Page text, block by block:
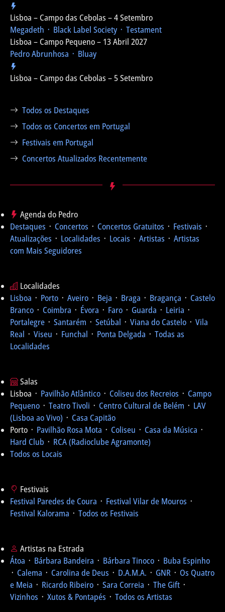
Lisboa – Campo das Cebolas – 4 Setembro
Megadeth ᛫ Black Label Society ᛫ Testament
Lisboa – Campo Pequeno – 13 Abril 2027
Pedro Abrunhosa ᛫ Bluay
Lisboa – Campo das Cebolas – 5 Setembro
Todos os Destaques
Todos os Concertos em Portugal
Festivais em Portugal
Concertos Atualizados Recentemente
Agenda do Pedro
Destaques ᛫ Concertos ᛫ Concertos Gratuitos ᛫ Festivais ᛫
Atualizações ᛫ Localidades ᛫ Locais ᛫ Artistas ᛫ Artistas
com Mais Seguidores
Localidades
Lisboa ᛫ Porto ᛫ Aveiro ᛫ Beja ᛫ Braga ᛫ Bragança ᛫ Castelo
Branco ᛫ Coimbra ᛫ Évora ᛫ Faro ᛫ Guarda ᛫ Leiria ᛫
Portalegre ᛫ Santarém ᛫ Setúbal ᛫ Viana do Castelo ᛫ Vila
Real ᛫ Viseu ᛫ Funchal ᛫ Ponta Delgada ᛫ Todas as
Localidades
Salas
Lisboa ᛫ Pavilhão Atlântico ᛫ Coliseu dos Recreios ᛫ Campo
Pequeno ᛫ Teatro Tivoli ᛫ Centro Cultural de Belém ᛫ LAV
(Lisboa ao Vivo) ᛫ Casa Capitão
Porto ᛫ Pavilhão Rosa Mota ᛫ Coliseu ᛫ Casa da Música ᛫
Hard Club ᛫ RCA (Radioclube Agramonte)
Todos os Locais
Festivais
Festival Paredes de Coura ᛫ Festival Vilar de Mouros ᛫
Festival Kalorama ᛫ Todos os Festivais
Artistas na Estrada
Átoa ᛫ Bárbara Bandeira ᛫ Bárbara Tinoco ᛫ Buba Espinho
᛫ Calema ᛫ Carolina de Deus ᛫ D.A.M.A. ᛫ GNR ᛫ Os Quatro
e Meia ᛫ Ricardo Ribeiro ᛫ Sara Correia ᛫ The Gift ᛫
Vizinhos ᛫ Xutos & Pontapés ᛫ Todos os Artistas